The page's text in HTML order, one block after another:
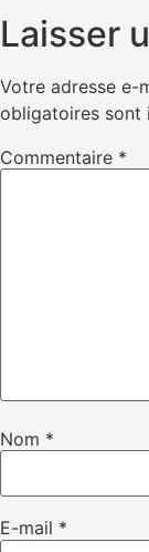
Laisser
Votre adresse e-
obligatoires sont
Commentaire *
Nom *
E-mail *